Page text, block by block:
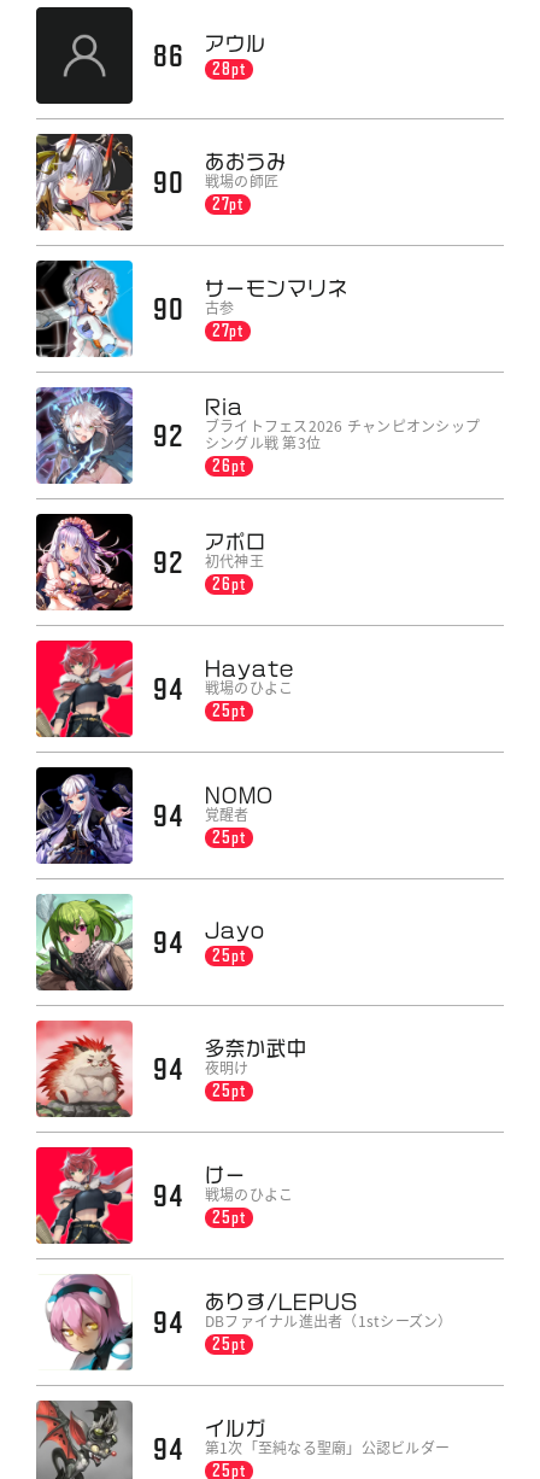
86
アウル
28pt
90
あおうみ
戦場の師匠
27pt
90
サーモンマリネ
古参
27pt
92
Ria
ブライトフェス2026 チャンピオンシップ
シングル戦 第3位
26pt
92
アポロ
初代神王
26pt
94
Hayate
戦場のひよこ
25pt
94
N0MO
覚醒者
25pt
94
Jayo
25pt
94
多奈か武中
夜明け
25pt
94
けー
戦場のひよこ
25pt
94
ありす/LEPUS
DBファイナル進出者（1stシーズン）
25pt
94
イルガ
第1次「至純なる聖廟」公認ビルダー
25pt